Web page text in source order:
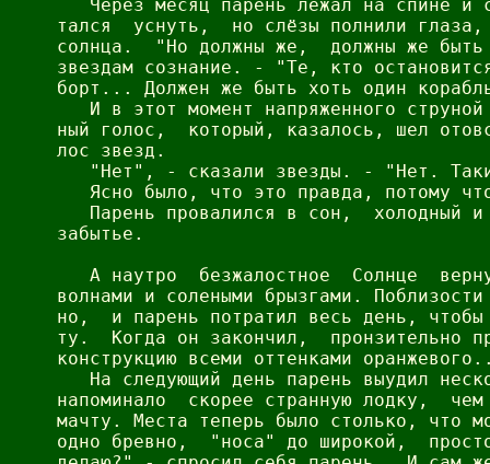
Через месяц парень лежал на спине и
тался  уснуть,  но слёзы полнили
солнца.  "Но должны же,  должны же
звездам сознание. - "Те, кто
борт... Должен же быть хоть один
И в этот момент напряженного
ный голос,  который, казалось, шел
лос звезд.
"Нет", - сказали звезды. - "Нет.
Ясно было, что это правда, потому
Парень провалился в сон,  холодный
забытье.
А наутро  безжалостное  Солнце
волнами и солеными брызгами.
но,  и парень потратил весь день,
ту.  Когда он закончил,  пронзительно
конструкцию всеми оттенками
На следующий день парень выудил
напоминало  скорее странную лодку,
мачту. Места теперь было столько, что
одно бревно,  "носа" до широкой,